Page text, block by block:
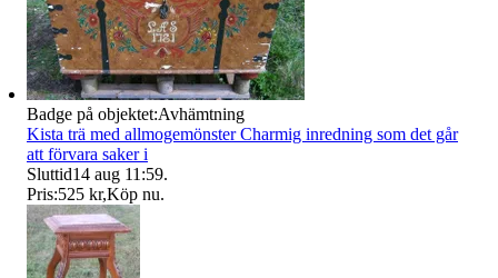
Badge på objektet:Avhämtning
Kista trä med allmogemönster Charmig inredning som det går
att förvara saker i
Sluttid14 aug 11:59.
Pris:525 kr,Köp nu.